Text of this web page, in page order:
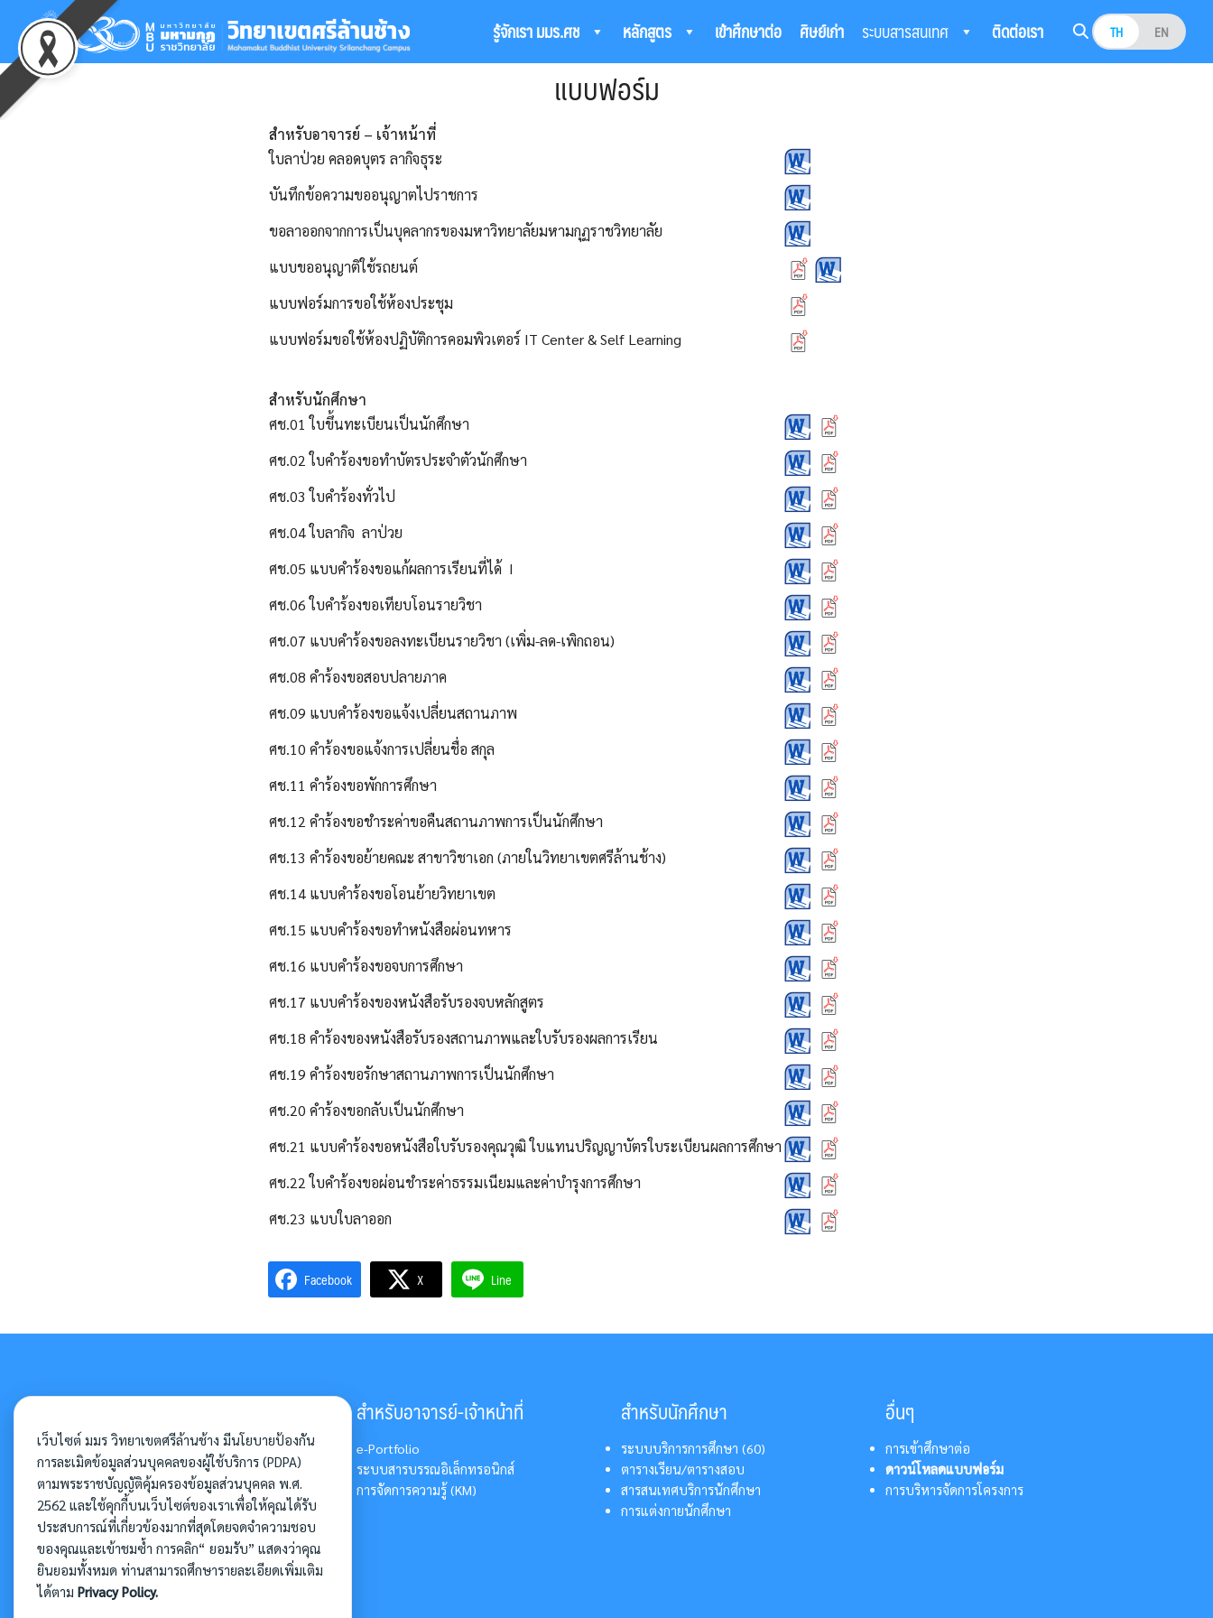
content
รู้จักเรา มมร.ศช หลักสูตร เข้าศึกษาต่อ ศิษย์เก่า ระบบสารสนเทศ ติดต่อเรา TH EN
Search แบบฟอร์ม
สำหรับอาจารย์ – เจ้าหน้าที่
ใบลาป่วย คลอดบุตร ลากิจธุระ
บันทึกข้อความขออนุญาตไปราชการ
ขอลาออกจากการเป็นบุคลากรของมหาวิทยาลัยมหามกุฏราชวิทยาลัย
แบบขออนุญาติใช้รถยนต์
แบบฟอร์มการขอใช้ห้องประชุม
แบบฟอร์มขอใช้ห้องปฏิบัติการคอมพิวเตอร์ IT Center & Self Learning
สำหรับนักศึกษา
ศช.01 ใบขึ้นทะเบียนเป็นนักศึกษา
ศช.02 ใบคำร้องขอทำบัตรประจำตัวนักศึกษา
ศช.03 ใบคำร้องทั่วไป
ศช.04 ใบลากิจ ลาป่วย
ศช.05 แบบคำร้องขอแก้ผลการเรียนที่ได้ I
ศช.06 ใบคำร้องขอเทียบโอนรายวิชา
ศช.07 แบบคำร้องขอลงทะเบียนรายวิชา (เพิ่ม-ลด-เพิกถอน)
ศช.08 คำร้องขอสอบปลายภาค
ศช.09 แบบคำร้องขอแจ้งเปลี่ยนสถานภาพ
ศช.10 คำร้องขอแจ้งการเปลี่ยนชื่อ สกุล
ศช.11 คำร้องขอพักการศึกษา
ศช.12 คำร้องขอชำระค่าขอคืนสถานภาพการเป็นนักศึกษา
ศช.13 คำร้องขอย้ายคณะ สาขาวิชาเอก (ภายในวิทยาเขตศรีล้านช้าง)
ศช.14 แบบคำร้องขอโอนย้ายวิทยาเขต
ศช.15 แบบคำร้องขอทำหนังสือผ่อนทหาร
ศช.16 แบบคำร้องขอจบการศึกษา
ศช.17 แบบคำร้องของหนังสือรับรองจบหลักสูตร
ศช.18 คำร้องของหนังสือรับรองสถานภาพและใบรับรองผลการเรียน
ศช.19 คำร้องขอรักษาสถานภาพการเป็นนักศึกษา
ศช.20 คำร้องขอกลับเป็นนักศึกษา
ศช.21 แบบคำร้องขอหนังสือใบรับรองคุณวุฒิ ใบแทนปริญญาบัตรใบระเบียนผลการศึกษา
ศช.22 ใบคำร้องขอผ่อนชำระค่าธรรมเนียมและค่าบำรุงการศึกษา
ศช.23 แบบใบลาออก
Facebook X Line
วิทยาเขตศรีล้านช้าง
วัดศรีสุทธาวาส
เลขที่ 253/7 ถ.วิสุทธิเทพ
ต.กุดป่อง อ.เมือง จ. เลย 42000
โทรศัพท์. 042 – 813028, 042 –
830434
สำหรับอาจารย์-เจ้าหน้าที่
e-Portfolio
ระบบสารบรรณอิเล็กทรอนิกส์
การจัดการความรู้ (KM)
สำหรับนักศึกษา
ระบบบริการการศึกษา (60)
ตารางเรียน/ตารางสอบ
สารสนเทศบริการนักศึกษา
การแต่งกายนักศึกษา
อื่นๆ
การเข้าศึกษาต่อ
ดาวน์โหลดแบบฟอร์ม
การบริหารจัดการโครงการ
เว็บไซต์ มมร วิทยาเขตศรีล้านช้าง มีนโยบายป้องกัน
การละเมิดข้อมูลส่วนบุคคลของผู้ใช้บริการ (PDPA)
ตามพระราชบัญญัติคุ้มครองข้อมูลส่วนบุคคล พ.ศ.
2562 และใช้คุกกี้บนเว็บไซต์ของเราเพื่อให้คุณได้รับ
ประสบการณ์ที่เกี่ยวข้องมากที่สุดโดยจดจำความชอบ
ของคุณและเข้าชมซ้ำ การคลิก“ ยอมรับ” แสดงว่าคุณ
ยินยอมทั้งหมด ท่านสามารถศึกษารายละเอียดเพิ่มเติม
ได้ตาม Privacy Policy.